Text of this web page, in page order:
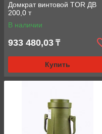
Домкрат винтовой TOR ДВ
200,0 т
В наличии
933 480,03 ₸
Купить